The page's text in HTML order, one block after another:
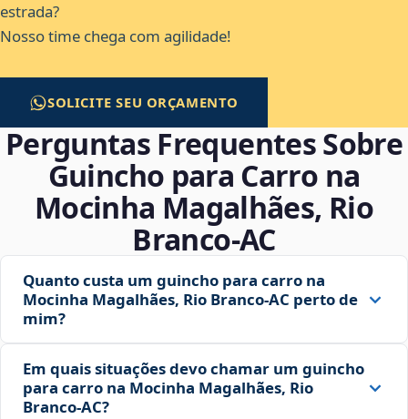
estrada?
Nosso time chega com agilidade!
SOLICITE SEU ORÇAMENTO
Perguntas Frequentes Sobre
Guincho para Carro na
Mocinha Magalhães, Rio
Branco‑AC
Quanto custa um guincho para carro na
Mocinha Magalhães, Rio Branco‑AC perto de
mim?
Em quais situações devo chamar um guincho
para carro na Mocinha Magalhães, Rio
Branco‑AC?